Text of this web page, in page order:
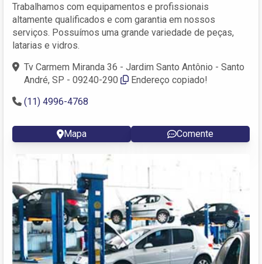
Trabalhamos com equipamentos e profissionais
altamente qualificados e com garantia em nossos
serviços. Possuímos uma grande variedade de peças,
latarias e vidros.
Tv Carmem Miranda 36 - Jardim Santo Antônio - Santo
André, SP - 09240-290
Endereço copiado!
(11) 4996-4768
Mapa Comente